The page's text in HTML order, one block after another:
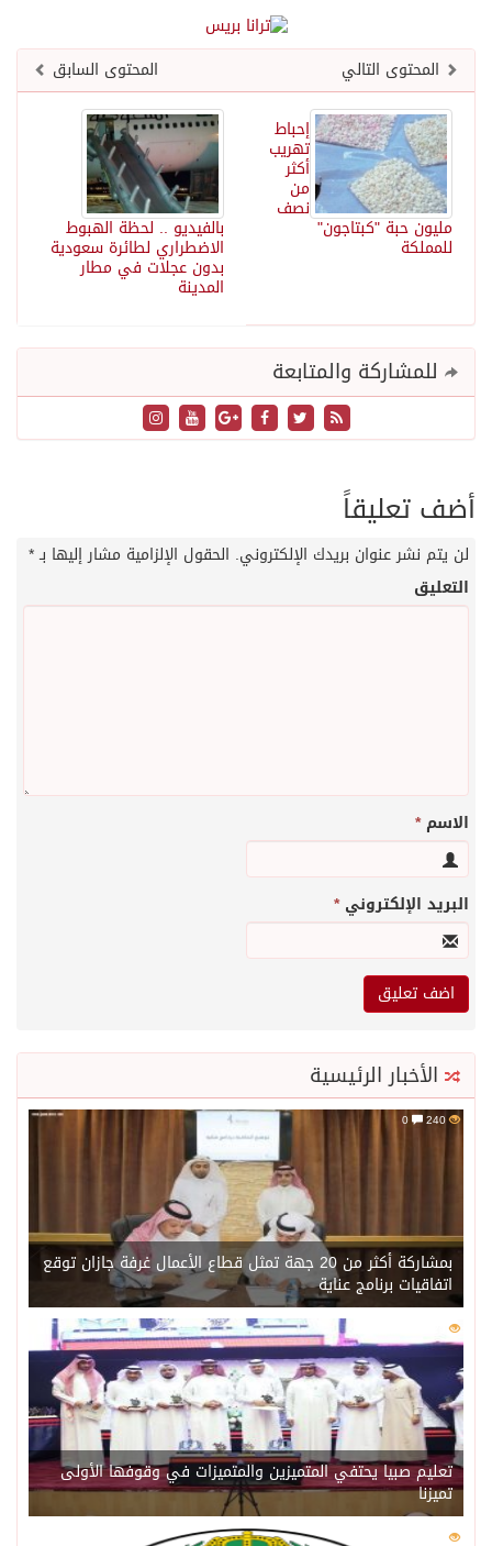
المحتوى السابق المحتوى التالي
بالفيديو .. لحظة الهبوط
الاضطراري لطائرة سعودية
بدون عجلات في مطار
المدينة
إحباط
تهريب
أكثر
من
نصف
مليون حبة "كبتاجون"
للمملكة
للمشاركة والمتابعة
أضف تعليقاً
لن يتم نشر عنوان بريدك الإلكتروني. الحقول الإلزامية مشار إليها بـ*
التعليق
الاسم*
البريد الإلكتروني*
الأخبار الرئيسية
240
بمشاركة أكثر من 20 جهة تمثل قطاع الأعمال غرفة جازان توقع
اتفاقيات برنامج عناية
220
تعليم صبيا يحتفي المتميزين والمتميزات في وقوفها الأولى
تميزنا
216